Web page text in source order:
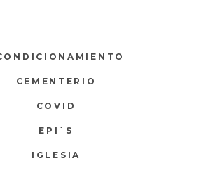
CEMENTERIO
COVID
EPI`S
IGLESIA